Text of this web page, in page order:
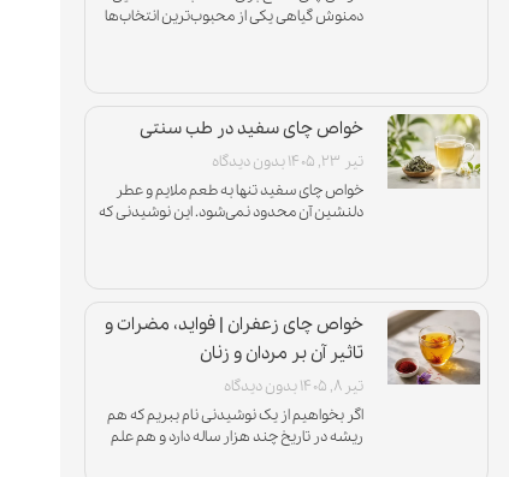
دمنوش گیاهی یکی از محبوب‌ترین انتخاب‌ها
خواص چای سفید در طب سنتی
تیر ۲۳, ۱۴۰۵
بدون دیدگاه
خواص چای سفید تنها به طعم ملایم و عطر
دلنشین آن محدود نمی‌شود. این نوشیدنی که
خواص چای زعفران | فواید، مضرات و
تاثیر آن بر مردان و زنان
تیر ۸, ۱۴۰۵
بدون دیدگاه
اگر بخواهیم از یک نوشیدنی نام ببریم که هم
ریشه در تاریخ چند هزار ساله دارد و هم علم